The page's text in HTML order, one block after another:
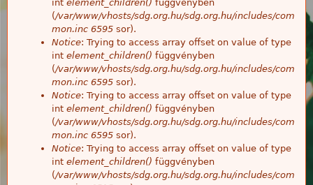
int element_children() függvényben
(/var/www/vhosts/sdg.org.hu/sdg.org.hu/includes/com
mon.inc 6595 sor).
Notice: Trying to access array offset on value of type
int element_children() függvényben
(/var/www/vhosts/sdg.org.hu/sdg.org.hu/includes/com
mon.inc 6595 sor).
Notice: Trying to access array offset on value of type
int element_children() függvényben
(/var/www/vhosts/sdg.org.hu/sdg.org.hu/includes/com
mon.inc 6595 sor).
Notice: Trying to access array offset on value of type
int element_children() függvényben
(/var/www/vhosts/sdg.org.hu/sdg.org.hu/includes/com